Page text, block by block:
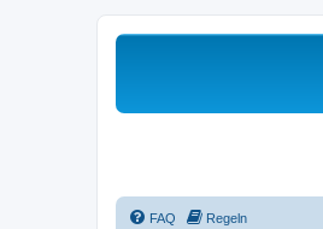
FAQ Regeln